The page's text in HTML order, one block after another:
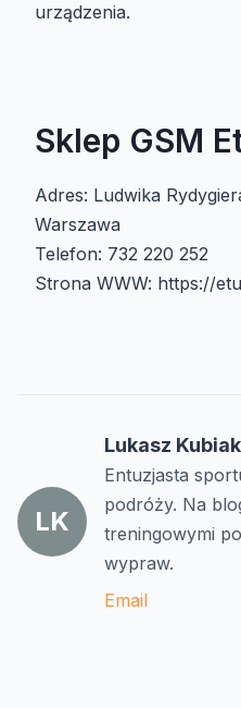
urządzenia.
Sklep GSM
Adres: Ludwika
Warszawa
Telefon: 732 220 252
Strona WWW: https://
LK
Lukasz Kubiak
Entuzjasta
podróży. Na
treningowymi
wypraw.
Email